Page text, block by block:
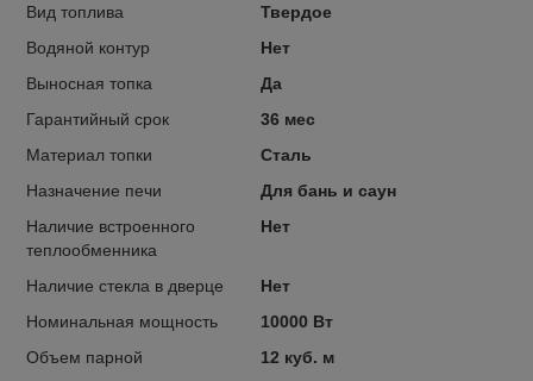
Вид топлива
Твердое
Водяной контур
Нет
Выносная топка
Да
Гарантийный срок
36 мес
Материал топки
Сталь
Назначение печи
Для бань и саун
Наличие встроенного
теплообменника
Нет
Наличие стекла в дверце
Нет
Номинальная мощность
10000 Вт
Объем парной
12 куб. м